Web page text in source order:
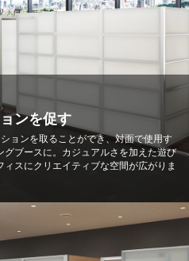
ンを促す
ョンを取ることができ、対面で使用す
ブースに。カジュアルさを加えた遊び
スにクリエイティブな空間が広がりま